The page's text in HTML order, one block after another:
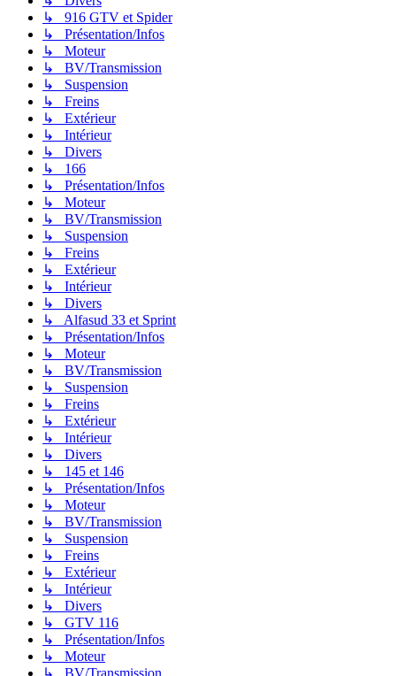
↳ 916 GTV et Spider
↳ Présentation/Infos
↳ Moteur
↳ BV/Transmission
↳ Suspension
↳ Freins
↳ Extérieur
↳ Intérieur
↳ Divers
↳ 166
↳ Présentation/Infos
↳ Moteur
↳ BV/Transmission
↳ Suspension
↳ Freins
↳ Extérieur
↳ Intérieur
↳ Divers
↳ Alfasud 33 et Sprint
↳ Présentation/Infos
↳ Moteur
↳ BV/Transmission
↳ Suspension
↳ Freins
↳ Extérieur
↳ Intérieur
↳ Divers
↳ 145 et 146
↳ Présentation/Infos
↳ Moteur
↳ BV/Transmission
↳ Suspension
↳ Freins
↳ Extérieur
↳ Intérieur
↳ Divers
↳ GTV 116
↳ Présentation/Infos
↳ Moteur
↳ BV/Transmission